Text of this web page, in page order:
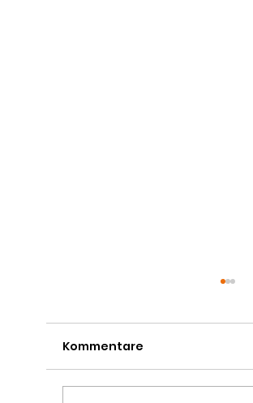
Kommentare